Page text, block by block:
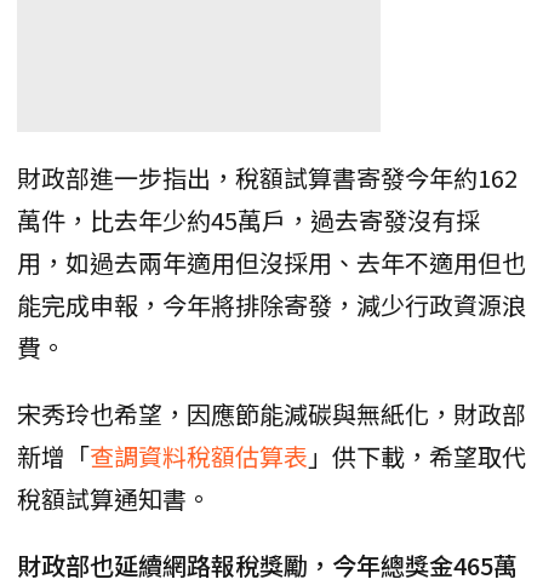
財政部進一步指出，稅額試算書寄發今年約162
萬件，比去年少約45萬戶，過去寄發沒有採
用，如過去兩年適用但沒採用、去年不適用但也
能完成申報，今年將排除寄發，減少行政資源浪
費。
宋秀玲也希望，因應節能減碳與無紙化，財政部
新增「查調資料稅額估算表 」供下載，希望取代
稅額試算通知書。
財政部也延續網路報稅獎勵，今年總獎金465萬